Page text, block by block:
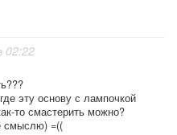
02:22
эту основу с лампочкой
то смастерить можно?
смыслю) =((